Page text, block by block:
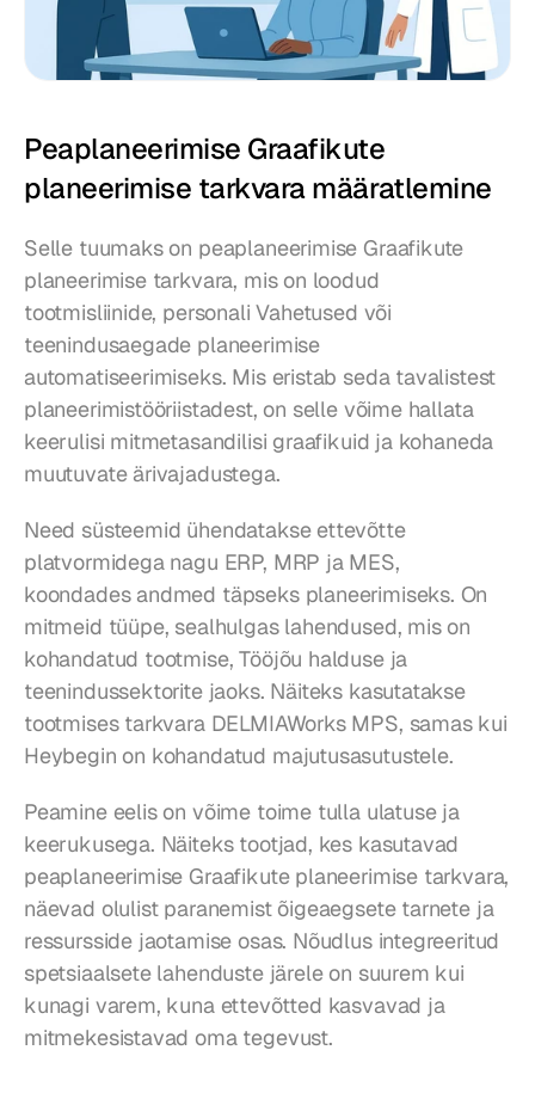
Peaplaneerimise Graafikute
planeerimise tarkvara määratlemine
Selle tuumaks on peaplaneerimise Graafikute
planeerimise tarkvara, mis on loodud
tootmisliinide, personali Vahetused või
teenindusaegade planeerimise
automatiseerimiseks. Mis eristab seda tavalistest
planeerimistööriistadest, on selle võime hallata
keerulisi mitmetasandilisi graafikuid ja kohaneda
muutuvate ärivajadustega.
Need süsteemid ühendatakse ettevõtte
platvormidega nagu ERP, MRP ja MES,
koondades andmed täpseks planeerimiseks. On
mitmeid tüüpe, sealhulgas lahendused, mis on
kohandatud tootmise, Tööjõu halduse ja
teenindussektorite jaoks. Näiteks kasutatakse
tootmises tarkvara DELMIAWorks MPS, samas kui
Heybegin on kohandatud majutusasutustele.
Peamine eelis on võime toime tulla ulatuse ja
keerukusega. Näiteks tootjad, kes kasutavad
peaplaneerimise Graafikute planeerimise tarkvara,
näevad olulist paranemist õigeaegsete tarnete ja
ressursside jaotamise osas. Nõudlus integreeritud
spetsiaalsete lahenduste järele on suurem kui
kunagi varem, kuna ettevõtted kasvavad ja
mitmekesistavad oma tegevust.